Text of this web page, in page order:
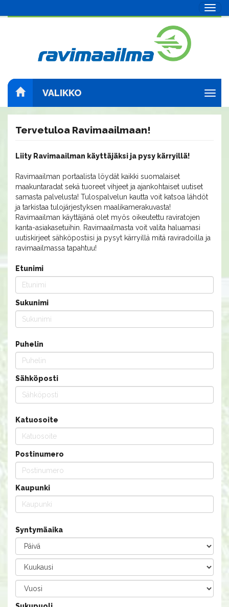
VALIKKO
Tervetuloa Ravimaailmaan!
Liity Ravimaailman käyttäjäksi ja pysy kärryillä!
Ravimaailman portaalista löydät kaikki suomalaiset
maakuntaradat sekä tuoreet vihjeet ja ajankohtaiset uutiset
samasta palvelusta! Tulospalvelun kautta voit katsoa lähdöt
ja tarkistaa tulojärjestyksen maalikamerakuvasta!
Ravimaailman käyttäjänä olet myös oikeutettu raviratojen
kanta-asiakasetuihin. Ravimaailmasta voit valita haluamasi
uutiskirjeet sähköpostiisi ja pysyt kärryillä mitä raviradoilla ja
ravimaailmassa tapahtuu!
Etunimi
Sukunimi
Puhelin
Sähköposti
Katuosoite
Postinumero
Kaupunki
Syntymäaika